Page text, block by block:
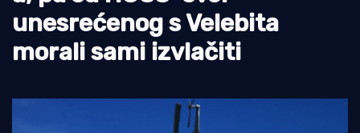
Tradicija i kultura
unesrećenog s Velebita
morali sami izvlačiti